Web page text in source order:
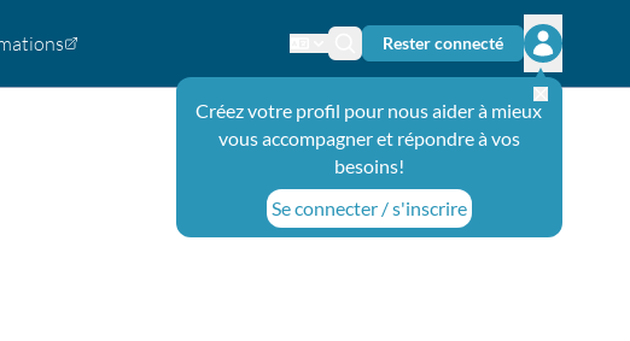
Changer de langue
Icône de recherche
Rester connecté
Ouvrir le
Créez votre profil pour nous aider à mieux
vous accompagner et répondre à vos
besoins!
Se connecter / s'inscrire